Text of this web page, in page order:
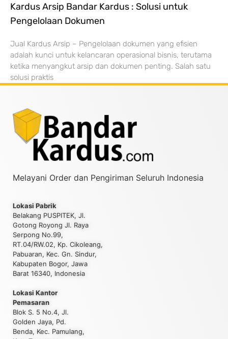
Kardus Arsip Bandar Kardus : Solusi untuk
Pengelolaan Dokumen
Jual Kardus Arsip – Pengelolaan dokumen yang efisien
adalah kunci untuk kelancaran operasional bisnis, terutama
ketika menyangkut arsip dan dokumen penting. Salah satu
solusi praktis
Melayani Order dan Pengiriman Seluruh Indonesia
Lokasi Pabrik
Belakang PUSPITEK, Jl.
Gotong Royong Jl. Raya
Serpong No.99,
RT.04/RW.02, Kp. Cikoleang,
Pabuaran, Kec. Gn. Sindur,
Kabupaten Bogor, Jawa
Barat 16340, Indonesia
Lokasi Kantor
Pemasaran
Blok S. 5 No.4, Jl.
Golden Jaya, Pd.
Benda, Kec. Pamulang,